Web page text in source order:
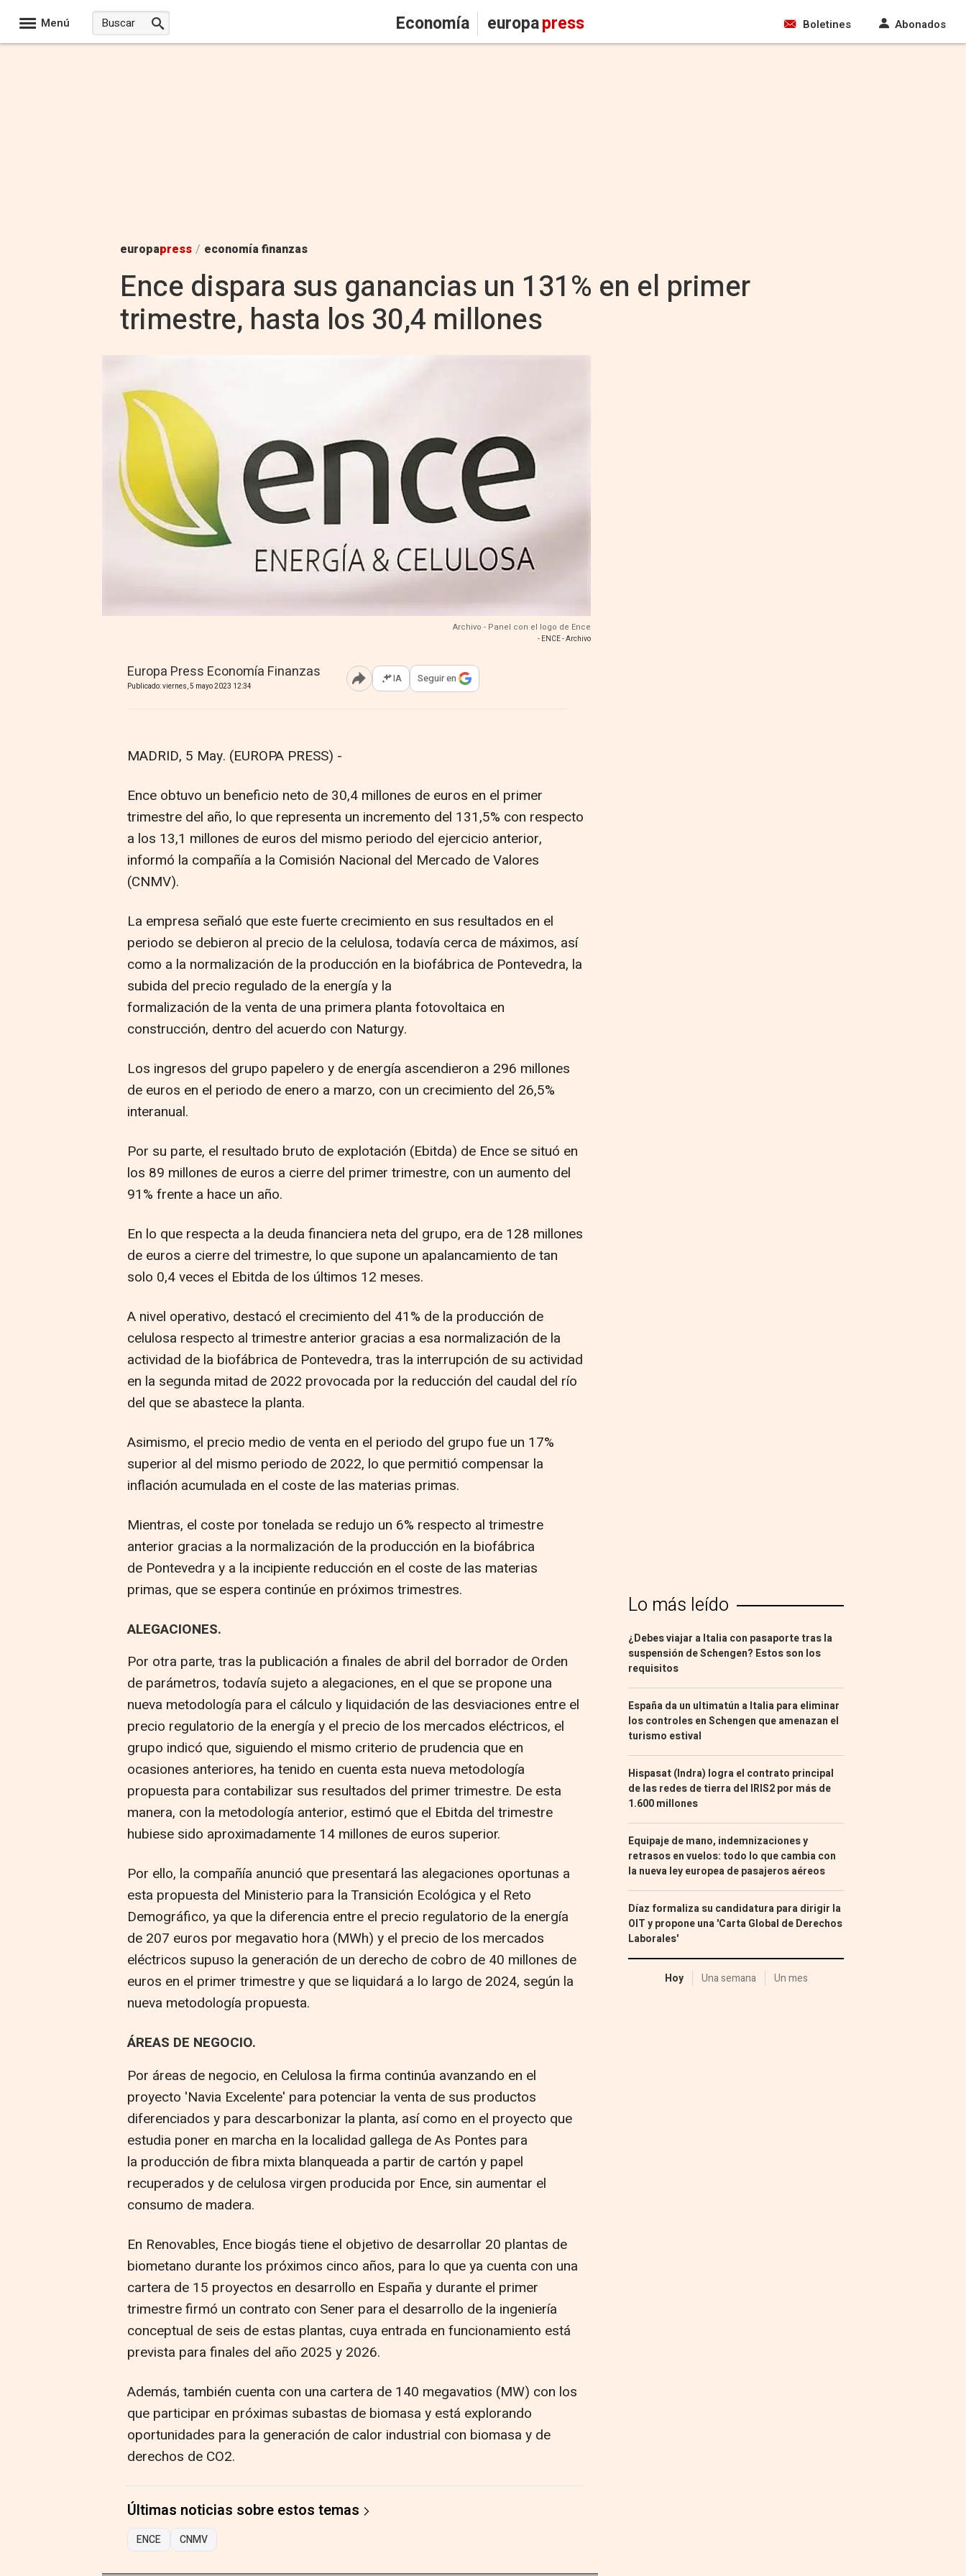
Menú Economía europapress Boletines Abonados
europapress / economía finanzas
Ence dispara sus ganancias un 131% en el primer
trimestre, hasta los 30,4 millones
Archivo - Panel con el logo de Ence
- ENCE - Archivo
Europa Press Economía Finanzas
Publicado: viernes, 5 mayo 2023 12:34 Abrir opciones para compartir
IA Seguir en
MADRID, 5 May. (EUROPA PRESS) -
Ence obtuvo un beneficio neto de 30,4 millones de euros en el primer
trimestre del año, lo que representa un incremento del 131,5% con respecto
a los 13,1 millones de euros del mismo periodo del ejercicio anterior,
informó la compañía a la Comisión Nacional del Mercado de Valores
(CNMV).
La empresa señaló que este fuerte crecimiento en sus resultados en el
periodo se debieron al precio de la celulosa, todavía cerca de máximos, así
como a la normalización de la producción en la biofábrica de Pontevedra, la
subida del precio regulado de la energía y la
formalización de la venta de una primera planta fotovoltaica en
construcción, dentro del acuerdo con Naturgy.
Los ingresos del grupo papelero y de energía ascendieron a 296 millones
de euros en el periodo de enero a marzo, con un crecimiento del 26,5%
interanual.
Por su parte, el resultado bruto de explotación (Ebitda) de Ence se situó en
los 89 millones de euros a cierre del primer trimestre, con un aumento del
91% frente a hace un año.
En lo que respecta a la deuda financiera neta del grupo, era de 128 millones
de euros a cierre del trimestre, lo que supone un apalancamiento de tan
solo 0,4 veces el Ebitda de los últimos 12 meses.
A nivel operativo, destacó el crecimiento del 41% de la producción de
celulosa respecto al trimestre anterior gracias a esa normalización de la
actividad de la biofábrica de Pontevedra, tras la interrupción de su actividad
en la segunda mitad de 2022 provocada por la reducción del caudal del río
del que se abastece la planta.
Asimismo, el precio medio de venta en el periodo del grupo fue un 17%
superior al del mismo periodo de 2022, lo que permitió compensar la
inflación acumulada en el coste de las materias primas.
Mientras, el coste por tonelada se redujo un 6% respecto al trimestre
anterior gracias a la normalización de la producción en la biofábrica
de Pontevedra y a la incipiente reducción en el coste de las materias
primas, que se espera continúe en próximos trimestres.
ALEGACIONES.
Por otra parte, tras la publicación a finales de abril del borrador de Orden
de parámetros, todavía sujeto a alegaciones, en el que se propone una
nueva metodología para el cálculo y liquidación de las desviaciones entre el
precio regulatorio de la energía y el precio de los mercados eléctricos, el
grupo indicó que, siguiendo el mismo criterio de prudencia que en
ocasiones anteriores, ha tenido en cuenta esta nueva metodología
propuesta para contabilizar sus resultados del primer trimestre. De esta
manera, con la metodología anterior, estimó que el Ebitda del trimestre
hubiese sido aproximadamente 14 millones de euros superior.
Por ello, la compañía anunció que presentará las alegaciones oportunas a
esta propuesta del Ministerio para la Transición Ecológica y el Reto
Demográfico, ya que la diferencia entre el precio regulatorio de la energía
de 207 euros por megavatio hora (MWh) y el precio de los mercados
eléctricos supuso la generación de un derecho de cobro de 40 millones de
euros en el primer trimestre y que se liquidará a lo largo de 2024, según la
nueva metodología propuesta.
ÁREAS DE NEGOCIO.
Por áreas de negocio, en Celulosa la firma continúa avanzando en el
proyecto 'Navia Excelente' para potenciar la venta de sus productos
diferenciados y para descarbonizar la planta, así como en el proyecto que
estudia poner en marcha en la localidad gallega de As Pontes para
la producción de fibra mixta blanqueada a partir de cartón y papel
recuperados y de celulosa virgen producida por Ence, sin aumentar el
consumo de madera.
En Renovables, Ence biogás tiene el objetivo de desarrollar 20 plantas de
biometano durante los próximos cinco años, para lo que ya cuenta con una
cartera de 15 proyectos en desarrollo en España y durante el primer
trimestre firmó un contrato con Sener para el desarrollo de la ingeniería
conceptual de seis de estas plantas, cuya entrada en funcionamiento está
prevista para finales del año 2025 y 2026.
Además, también cuenta con una cartera de 140 megavatios (MW) con los
que participar en próximas subastas de biomasa y está explorando
oportunidades para la generación de calor industrial con biomasa y de
derechos de CO2.
Últimas noticias sobre estos temas
ENCE CNMV
Lo más leído
¿Debes viajar a Italia con pasaporte tras la
suspensión de Schengen? Estos son los
requisitos
España da un ultimatún a Italia para eliminar
los controles en Schengen que amenazan el
turismo estival
Hispasat (Indra) logra el contrato principal
de las redes de tierra del IRIS2 por más de
1.600 millones
Equipaje de mano, indemnizaciones y
retrasos en vuelos: todo lo que cambia con
la nueva ley europea de pasajeros aéreos
Díaz formaliza su candidatura para dirigir la
OIT y propone una 'Carta Global de Derechos
Laborales'
Hoy Una semana Un mes